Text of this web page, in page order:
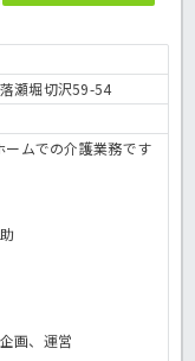
瀬堀切沢59-54
ームでの介護業務です
画、運営